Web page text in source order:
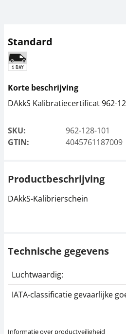
Standard
Korte beschrijving
DAkkS Kalibratiecertificat 962-
SKU:
962-128-101
GTIN:
4045761187009
Productbeschrijving
DAkkS-Kalibrierschein
Technische gegevens
Luchtwaardig:
IATA-classificatie gevaarlijke
Informatie over productveiligheid